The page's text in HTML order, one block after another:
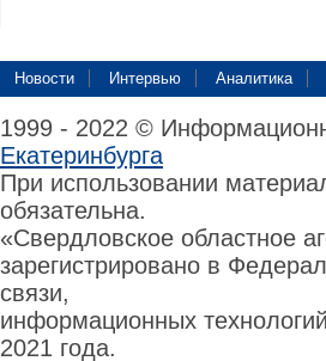
Новости Интервью Аналитика
1999 - 2022 ©
Екатеринбурга
При использовании
обязательна.
«Свердловское областное
зарегистрировано в
связи,
информационных
2021 года.